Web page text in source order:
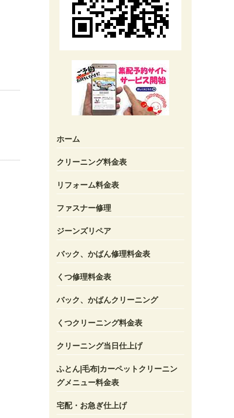
ホーム
クリーニング料金表
リフォーム料金表
ファスナー修理
ジーンズリペア
バック、かばん修理料金表
くつ修理料金表
バック、かばんクリーニング
くつクリーニング料金表
クリーニング当日仕上げ
ふとん|毛布|カーペットクリーニン
グメニュー料金表
宅配・お急ぎ仕上げ